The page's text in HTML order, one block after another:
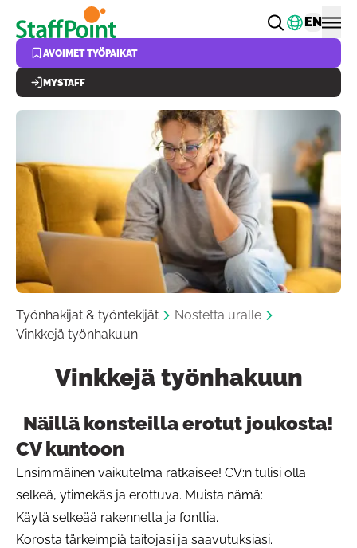
Hyppää pääsisältöön Vaihda
EN
AVOIMET TYÖPAIKAT
MYSTAFF
Työnhakijat & työntekijät
Nostetta uralle
Vinkkejä työnhakuun
Vinkkejä työnhakuun
Näillä konsteilla erotut joukosta!
CV kuntoon
Ensimmäinen vaikutelma ratkaisee! CV:n tulisi olla
selkeä, ytimekäs ja erottuva. Muista nämä:
Käytä selkeää rakennetta ja fonttia.
Korosta tärkeimpiä taitojasi ja saavutuksiasi.